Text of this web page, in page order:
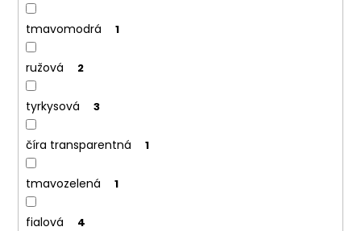
tmavomodrá 1
ružová 2
tyrkysová 3
číra transparentná 1
tmavozelená 1
fialová 4